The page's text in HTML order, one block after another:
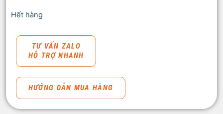
Hết hàng
TƯ VẤN ZALO
HỖ TRỢ NHANH
HƯỚNG DẪN MUA HÀNG